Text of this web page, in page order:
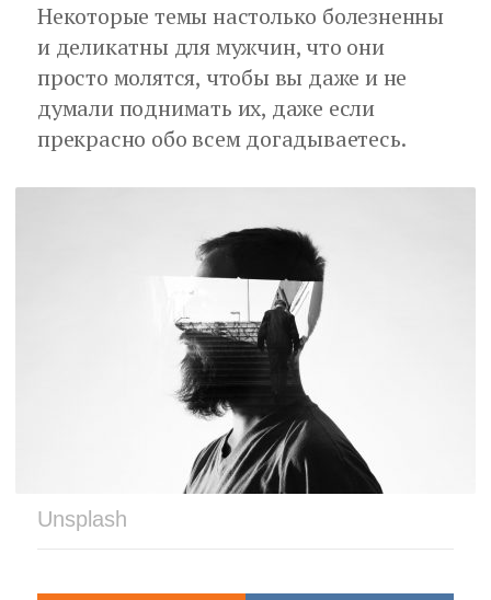
Некоторые темы настолько болезненны
и деликатны для мужчин, что они
просто молятся, чтобы вы даже и не
думали поднимать их, даже если
прекрасно обо всем догадываетесь.
Unsplash